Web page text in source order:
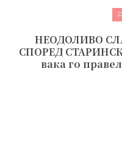
НЕОДОЛИВО
СПОРЕД
вака го